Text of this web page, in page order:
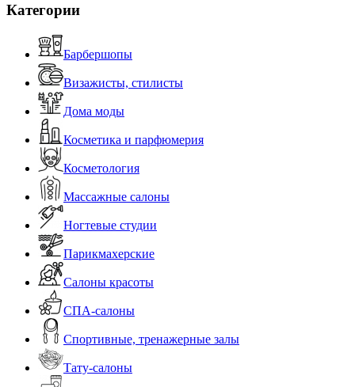
Категории
Барбершопы
Визажисты, стилисты
Дома моды
Косметика и парфюмерия
Косметология
Массажные салоны
Ногтевые студии
Парикмахерские
Салоны красоты
СПА-салоны
Спортивные, тренажерные залы
Тату-салоны